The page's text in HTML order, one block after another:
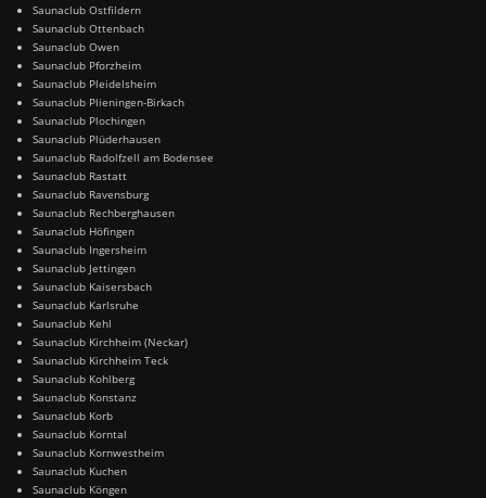
Saunaclub Ostfildern
Saunaclub Ottenbach
Saunaclub Owen
Saunaclub Pforzheim
Saunaclub Pleidelsheim
Saunaclub Plieningen-Birkach
Saunaclub Plochingen
Saunaclub Plüderhausen
Saunaclub Radolfzell am Bodensee
Saunaclub Rastatt
Saunaclub Ravensburg
Saunaclub Rechberghausen
Saunaclub Höfingen
Saunaclub Ingersheim
Saunaclub Jettingen
Saunaclub Kaisersbach
Saunaclub Karlsruhe
Saunaclub Kehl
Saunaclub Kirchheim (Neckar)
Saunaclub Kirchheim Teck
Saunaclub Kohlberg
Saunaclub Konstanz
Saunaclub Korb
Saunaclub Korntal
Saunaclub Kornwestheim
Saunaclub Kuchen
Saunaclub Köngen